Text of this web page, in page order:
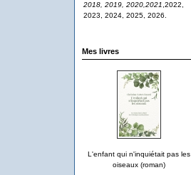
2018, 2019, 2020,2021 ,2022,
2023, 2024, 2025, 2026.
Mes livres
L'enfant qui n'inquiétait pas les
oiseaux (roman)